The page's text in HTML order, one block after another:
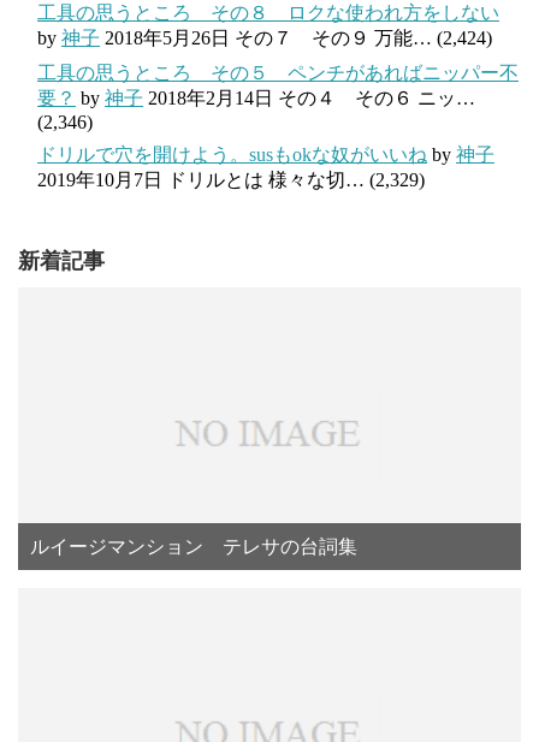
工具の思うところ その８ ロクな使われ方をしない
by 神子 2018年5月26日 その７ その９ 万能… (2,424)
工具の思うところ その５ ペンチがあればニッパー不
要？ by 神子 2018年2月14日 その４ その６ ニッ…
(2,346)
ドリルで穴を開けよう。susもokな奴がいいね by 神子
2019年10月7日
ドリルとは 様々な切… (2,329)
新着記事
ルイージマンション テレサの台詞集